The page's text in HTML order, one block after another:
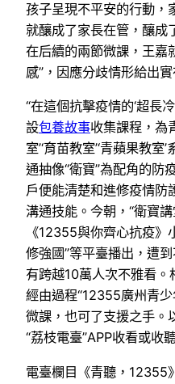
孩子呈現不平安的行動，
就釀成了家長在管，釀
在后續的兩節微課，王嘉
感”，因應分歧情形給出
“在這個抗擊疫情的‘超長
設包養故事收集課程，為
室’‘育苗教室’‘青蘋果教
通抽像“衛寶”為配角的防
戶便能清楚和進修疫情防
溝通技能。今朝，“衛寶
《12355與你齊心抗疫》
修強國”等平臺播出，遭
有跨越10萬人次不雅看
經由過程“12355廣州青
微課，也可了支援之手。
“荔枝電臺”APP收看或收
電臺欄目《青聽，12355